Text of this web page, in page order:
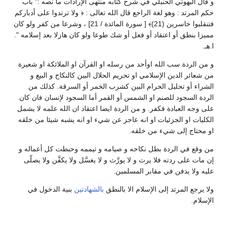
حكم المرتد : وهو لغة الراجع قال ‏الله تعالى : ﴿ ولا ترتدوا على أدباركم
فتنقلبوا خاسرين (21)﴾ [ سورة المائدة / 21] ، وشرعا ‏من كفر ولو كان
مميزا بنطق أو اعتقاد أو فعل أو شك طوعا ولو كان هازلا بعد إسلامه ".
ا.هـ.‏
و من الردة سب الله اوأحد من رسله او القرآن او الملائكة او شعيرة
من شعائر الدين الإسلامي او تحريم الحلال البين كالنكاح و البيع و
الشراء أو تحليل الحرام البين كشرب الخمر أو السرقة. كذلك من
الردة السجود للصنم او الشمس أو القمر أما السجود لإنسان فان كان
على وجه العبادة فكفر. و من الردة ايضا اعتقاد ان الله علمه لا يشمل
الكليات او الجزئيات او انه عاجز عن شيء او انه يشبه شيئا من خلقه
او محتاج إلى شيء من خلقه.
من وقع في الردة بطل نكاحه و صيامه و تيممه وحبطت كل أعماله و
إن مات على ردته فلا يرث و لا يورَّث و لا يغسَّل ولا يكفَّن ولا يصلّى
عليه ولا يدفن في مقابر المسلمين.
ولا يرجع المرتد إلى الإسلام الا بالنطق بالشهادتين بنية الدخول في
الإسلام.